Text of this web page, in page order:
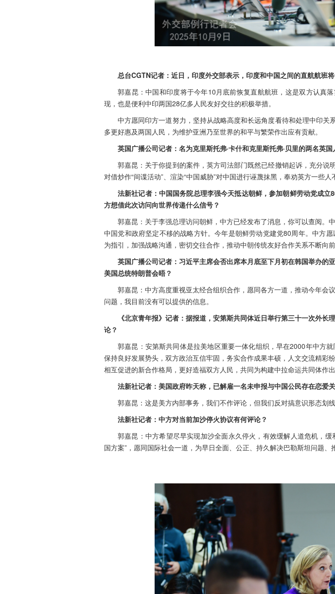
总台CGTN记者：近日，印度外交部表示，印度和中国之间的直航航班
郭嘉昆：中国和印度将于今年10月底前恢复直航航班，这是双方认真
现，也是便利中印两国28亿多人民友好交往的积极举措。
中方愿同印方一道努力，坚持从战略高度和长远角度看待和处理中印关
多更好惠及两国人民，为维护亚洲乃至世界的和平与繁荣作出应有贡献。
英国广播公司记者：名为克里斯托弗·卡什和克里斯托弗·贝里的两名英
郭嘉昆：关于你提到的案件，英方司法部门既然已经撤销起诉，充分说
对借炒作“间谍活动”、渲染“中国威胁”对中国进行诬蔑抹黑，奉劝英方一些人
法新社记者：中国国务院总理李强今天抵达朝鲜，参加朝鲜劳动党成
方想借此次访问向世界传递什么信号？
郭嘉昆：关于李强总理访问朝鲜，中方已经发布了消息，你可以查阅。
中国党和政府坚定不移的战略方针。今年是朝鲜劳动党建党80周年。中方
为指引，加强战略沟通，密切交往合作，推动中朝传统友好合作关系不断向前
英国广播公司记者：习近平主席会否出席本月底至下月初在韩国举办的
美国总统特朗普会晤？
郭嘉昆：中方高度重视亚太经合组织合作，愿同各方一道，推动今年会
问题，我目前没有可以提供的信息。
《北京青年报》记者：据报道，安第斯共同体近日举行第三十一次外
论？
郭嘉昆：安第斯共同体是拉美地区重要一体化组织，早在2000年中方
保持良好发展势头，双方政治互信牢固，务实合作成果丰硕，人文交流精彩
相互促进的新合作格局，更好造福双方人民，共同为构建中拉命运共同体作出
法新社记者：美国政府昨天称，已解雇一名未申报与中国公民存在恋爱
郭嘉昆：这是美方内部事务，我们不作评论，但我们反对搞意识形态划线
法新社记者：中方对当前加沙停火协议有何评论？
郭嘉昆：中方希望尽早实现加沙全面永久停火，有效缓解人道危机，
国方案”，愿同国际社会一道，为早日全面、公正、持久解决巴勒斯坦问题、